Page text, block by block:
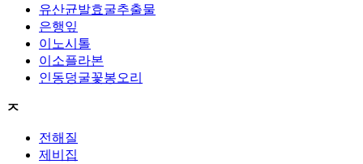
유산균발효굴추출물
은행잎
이노시톨
이소플라본
인동덩굴꽃봉오리
ㅈ
전해질
제비집